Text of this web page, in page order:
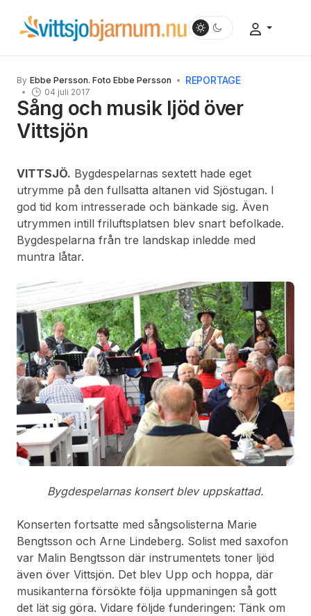
By Ebbe Persson. Foto Ebbe Persson REPORTAGE
04 juli 2017
Sång och musik ljöd över
Vittsjön
VITTSJÖ. Bygdespelarnas sextett hade eget
utrymme på den fullsatta altanen vid Sjöstugan. I
god tid kom intresserade och bänkade sig. Även
utrymmen intill friluftsplatsen blev snart befolkade.
Bygdespelarna från tre landskap inledde med
muntra låtar.
Bygdespelarnas konsert blev uppskattad.
Konserten fortsatte med sångsolisterna Marie
Bengtsson och Arne Lindeberg. Solist med saxofon
var Malin Bengtsson där instrumentets toner ljöd
även över Vittsjön. Det blev Upp och hoppa, där
musikanterna försökte följa uppmaningen så gott
det lät sig göra. Vidare följde funderingen: Tänk om